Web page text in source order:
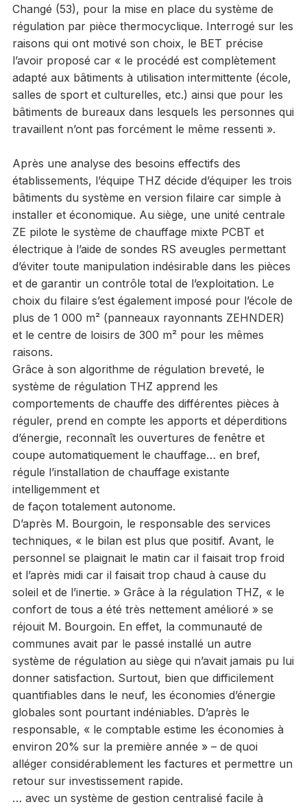
Changé (53), pour la mise en place du système de
régulation par pièce thermocyclique. Interrogé sur les
raisons qui ont motivé son choix, le BET précise
l’avoir proposé car « le procédé est complètement
adapté aux bâtiments à utilisation intermittente (école,
salles de sport et culturelles, etc.) ainsi que pour les
bâtiments de bureaux dans lesquels les personnes qui
travaillent n’ont pas forcément le même ressenti ».
Après une analyse des besoins effectifs des
établissements, l’équipe THZ décide d’équiper les trois
bâtiments du système en version filaire car simple à
installer et économique. Au siège, une unité centrale
ZE pilote le système de chauffage mixte PCBT et
électrique à l’aide de sondes RS aveugles permettant
d’éviter toute manipulation indésirable dans les pièces
et de garantir un contrôle total de l’exploitation. Le
choix du filaire s’est également imposé pour l’école de
plus de 1 000 m² (panneaux rayonnants ZEHNDER)
et le centre de loisirs de 300 m² pour les mêmes
raisons.
Grâce à son algorithme de régulation breveté, le
système de régulation THZ apprend les
comportements de chauffe des différentes pièces à
réguler, prend en compte les apports et déperditions
d’énergie, reconnaît les ouvertures de fenêtre et
coupe automatiquement le chauffage… en bref,
régule l’installation de chauffage existante
intelligemment et
de façon totalement autonome.
D’après M. Bourgoin, le responsable des services
techniques, « le bilan est plus que positif. Avant, le
personnel se plaignait le matin car il faisait trop froid
et l’après midi car il faisait trop chaud à cause du
soleil et de l’inertie. » Grâce à la régulation THZ, « le
confort de tous a été très nettement amélioré » se
réjouit M. Bourgoin. En effet, la communauté de
communes avait par le passé installé un autre
système de régulation au siège qui n’avait jamais pu lui
donner satisfaction. Surtout, bien que difficilement
quantifiables dans le neuf, les économies d’énergie
globales sont pourtant indéniables. D’après le
responsable, « le comptable estime les économies à
environ 20% sur la première année » – de quoi
alléger considérablement les factures et permettre un
retour sur investissement rapide.
… avec un système de gestion centralisé facile à